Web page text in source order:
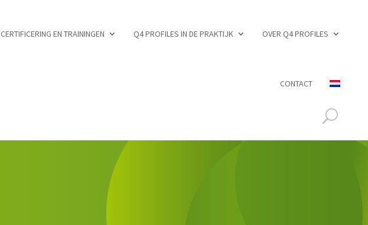
CERTIFICERING EN TRAININGEN Q4 PROFILES IN DE PRAKTIJK OVER Q4 PROFILES
CONTACT